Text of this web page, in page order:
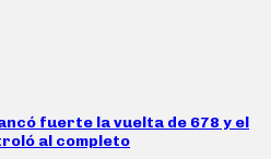
fuerte la vuelta de 678 y el
al completo